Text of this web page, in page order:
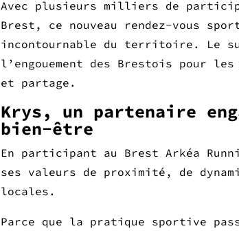
Avec plusieurs milliers de
Brest, ce nouveau rendez-vous
incontournable du territoire. Le
l’engouement des Brestois pour
et partage.
Krys, un partenaire
bien-être
En participant au Brest Arkéa
ses valeurs de proximité, de
locales.
Parce que la pratique sportive